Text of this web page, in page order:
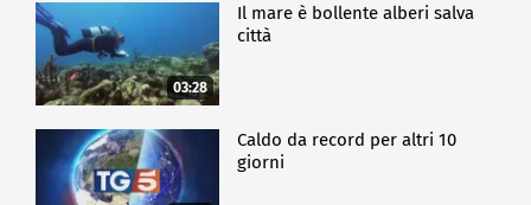
03:28
Il mare è bollente alberi salva
città
Caldo da record per altri 10
giorni